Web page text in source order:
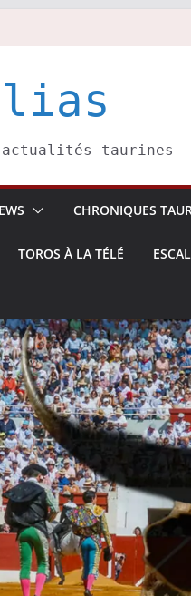
taurines
CHRONIQUES
TOROS À LA TÉLÉ